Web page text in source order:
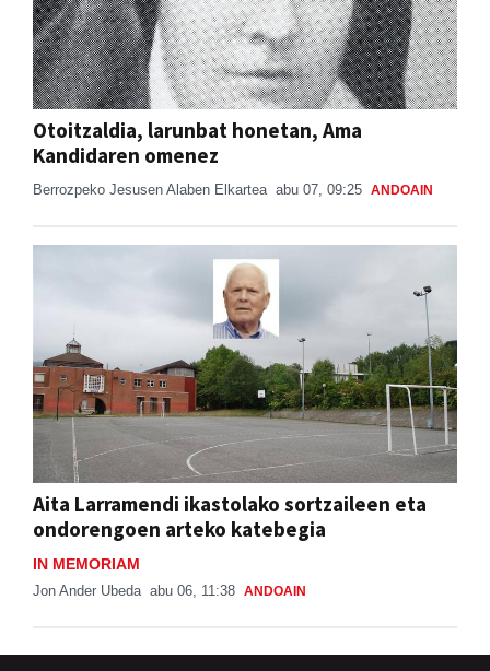
Otoitzaldia, larunbat honetan, Ama
Kandidaren omenez
Berrozpeko Jesusen Alaben Elkartea abu 07, 09:25 ANDOAIN
Aita Larramendi ikastolako sortzaileen eta
ondorengoen arteko katebegia
IN MEMORIAM
Jon Ander Ubeda abu 06, 11:38 ANDOAIN